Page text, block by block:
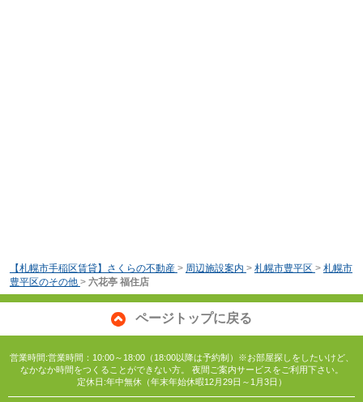
【札幌市手稲区賃貸】さくらの不動産 > 周辺施設案内 > 札幌市豊平区 > 札幌市
豊平区のその他 > 六花亭 福住店
ページトップに戻る
営業時間:営業時間：10:00～18:00（18:00以降は予約制）※お部屋探しをしたいけど、
なかなか時間をつくることができない方。 夜間ご案内サービスをご利用下さい。
定休日:年中無休（年末年始休暇12月29日～1月3日）